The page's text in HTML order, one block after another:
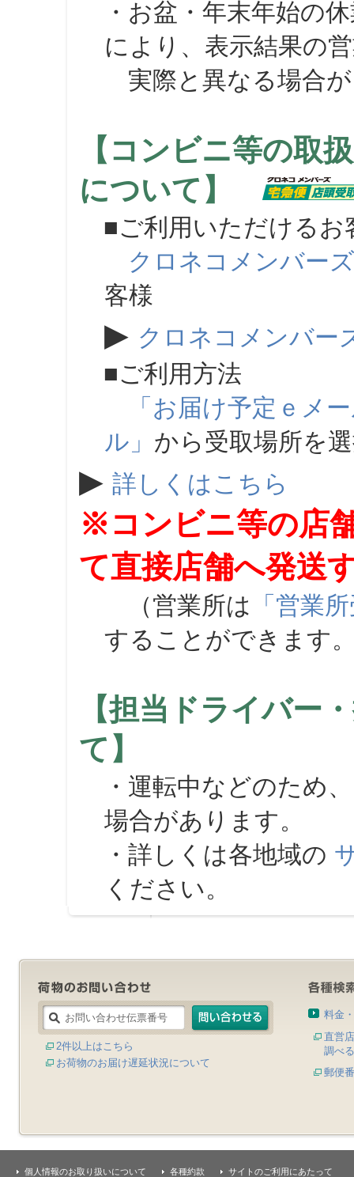
・お盆・年末年始の
により、表示結果の
実際と異なる場合が
【コンビニ等の取
について】
■ご利用いただけるお
クロネコメンバーズ
客様
▶ クロネコメンバー
■ご利用方法
「お届け予定ｅメ
ル」 から受取場所を
▶ 詳しくはこちら
※コンビニ等の店
て直接店舗へ発送
（営業所は 「営業
することができます
【担当ドライバー
て】
・運転中などのため
場合があります。
・詳しくは各地域の
ください。
2件以上はこちら
お荷物のお届け遅延状況について
料金
直営
調べる
郵便
個人情報のお取り扱いについて 各種約款 サイトのご利用にあたって